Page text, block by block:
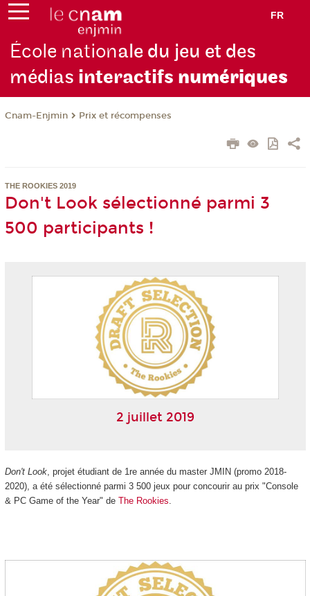
FR
École nationale du jeu et des
médias interactifs numériques
Cnam-Enjmin Prix et récompenses
THE ROOKIES 2019
Don't Look sélectionné parmi 3
500 participants !
2 juillet 2019
Don't Look, projet étudiant de 1 reannée du master JMIN (promo 2018-
2020), a été sélectionné parmi 3 500 jeux pour concourir au prix "Console
& PC Game of the Year" de The Rookies